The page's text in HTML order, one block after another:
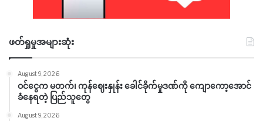
ဖတ်ရှုမှုအများဆုံး
August 9, 2026
ဝင်ငွေက မတက်၊ ကုန်ဈေးနှုန်း ခေါင်ခိုက်မှုဒဏ်ကို ကျောကော့အောင်
ခံနေရတဲ့ ပြည်သူတွေ
August 9, 2026